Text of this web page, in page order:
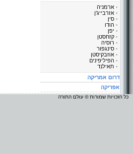
ארמניה
אזרבייג'ן
סין
הודו
יפן
קזחסטן
רוסיה
סינגפור
אוזבקיסטן
הפיליפינים
תאילנד
דרום אמריקה
אפריקה
כל הזכויות שמורות © עולם התורה